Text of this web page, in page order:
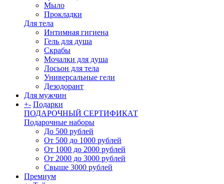
Мыло
Прокладки
Для тела
Интимная гигиена
Гель для душа
Скрабы
Мочалки для душа
Лосьон для тела
Универсальные гели
Дезодорант
Для мужчин
+- Подарки
ПОДАРОЧНЫЙ СЕРТИФИКАТ
Подарочные наборы
До 500 рублей
От 500 до 1000 рублей
От 1000 до 2000 рублей
От 2000 до 3000 рублей
Свыше 3000 рублей
Премиум